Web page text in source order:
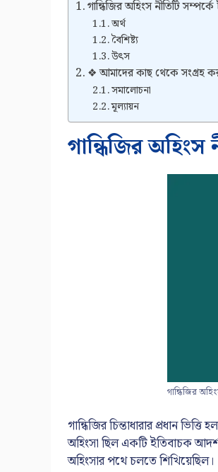
গান্ধিজির অহিংস নীতিটি
অর্থ
বৈশিষ্ট্য
উৎস
❖ আমাদের কাছ থেকে সংগ্রহ
সমালোচনা
মূল্যায়ন
গান্ধিজির অহিংস
গান্ধিজির
গান্ধিজির চিন্তাধারার প্রধান
অহিংসা ছিল একটি ইতিবাচক
অহিংসার পথে চলতে শিখিয়েছিল।